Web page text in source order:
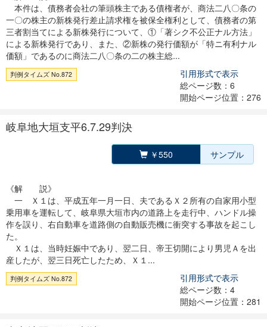
本件は、債務者会社の筆頭株主である債権者が、商法二八〇条の
一〇の株主の新株発行差止請求権を被保全権利として、債務者の第
三者割当てによる新株発行について、①「著シク不公正ナル方法」
による新株発行であり、また、②新株の発行価額が「特ニ有利ナル
価額」であるのに商法二八〇条の二の株主総...
判例タイムズ No.872
引用形式で表示
総ページ数：6
開始ページ位置：276
岐阜地大垣支平6.7.29判決
￥550 サンプル
《解 説》
一 Ｘ１は、平成五年一月一日、夫であるＸ２所有の自家用小型
乗用車を運転して、岐阜県大垣市内の道路上を走行中、ハンドル操
作を誤り、右自動車を道路側の自動販売機に衝突する事故を起こし
た。
Ｘ１は、当時妊娠中であり、翌二日、帝王切開により男児Ａを出
産したが、翌三日死亡したため、Ｘ１...
判例タイムズ No.872
引用形式で表示
総ページ数：4
開始ページ位置：281